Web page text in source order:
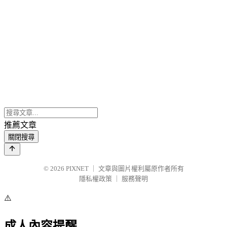
推薦文章
關閉搜尋
© 2026 PIXNET
文章與圖片權利屬原作者所有
隱私權政策
服務聲明
⚠️